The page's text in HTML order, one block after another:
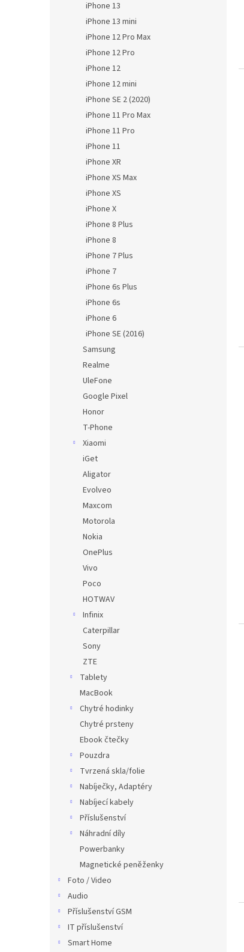
iPhone 13
iPhone 13 mini
iPhone 12 Pro Max
iPhone 12 Pro
iPhone 12
iPhone 12 mini
iPhone SE 2 (2020)
iPhone 11 Pro Max
iPhone 11 Pro
iPhone 11
iPhone XR
iPhone XS Max
iPhone XS
iPhone X
iPhone 8 Plus
iPhone 8
iPhone 7 Plus
iPhone 7
iPhone 6s Plus
iPhone 6s
iPhone 6
iPhone SE (2016)
Samsung
Realme
UleFone
Google Pixel
Honor
T-Phone
Xiaomi
iGet
Aligator
Evolveo
Maxcom
Motorola
Nokia
OnePlus
Vivo
Poco
HOTWAV
Infinix
Caterpillar
Sony
ZTE
Tablety
MacBook
Chytré hodinky
Chytré prsteny
Ebook čtečky
Pouzdra
Tvrzená skla/folie
Nabíječky, Adaptéry
Nabíjecí kabely
Příslušenství
Náhradní díly
Powerbanky
Magnetické peněženky
Foto / Video
Audio
Příslušenství GSM
IT příslušenství
Smart Home